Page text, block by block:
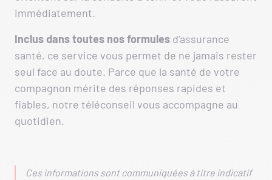
immédiatement.
Inclus dans toutes nos formules d’assurance
santé, ce service vous permet de ne jamais rester
seul face au doute. Parce que la santé de votre
compagnon mérite des réponses rapides et
fiables, notre téléconseil vous accompagne au
quotidien.
Ces informations sont communiquées à titre indicatif